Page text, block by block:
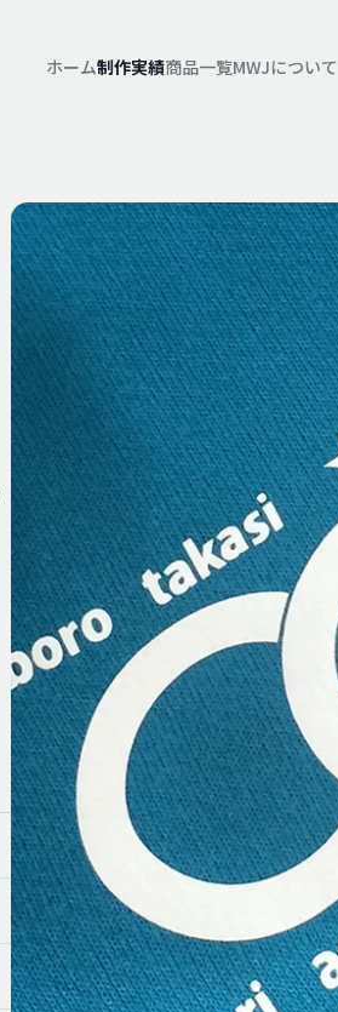
ホーム制作実績商品一覧MWJについて